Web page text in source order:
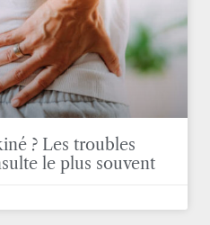
? Les troubles
le plus souvent